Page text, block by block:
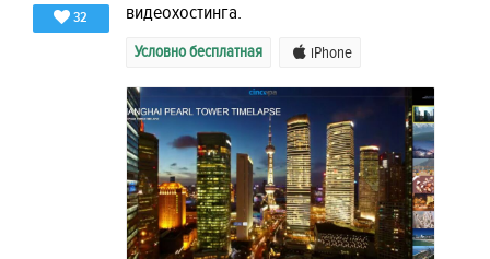
32 видеохостинга.
Условно бесплатная iPhone